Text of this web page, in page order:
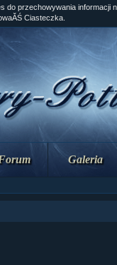
Galeria
do przechowywania informacji
Ciasteczka.